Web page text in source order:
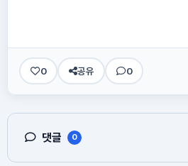
0 공유 0
댓글 0